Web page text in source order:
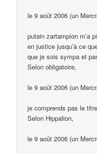
le 9 août 2006 (un
putain zartampion m’a
en justice jusqu’à ce
que je sois sympa et
Selon obligatoire,
le 9 août 2006 (un
je comprends pas le
Selon Hippalion,
le 9 août 2006 (un